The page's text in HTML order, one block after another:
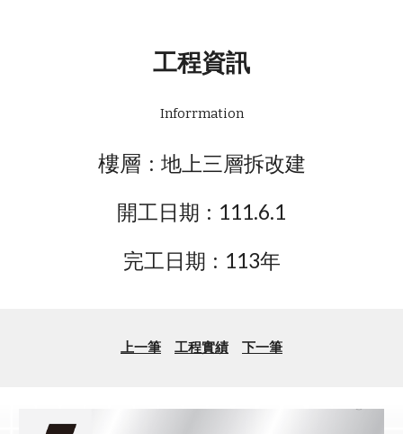
工程資訊
Inforrmation
樓層 : 地上三層拆改建
開工日期 : 111.6.1
完工日期 : 113年
上一筆 工程實績 下一筆